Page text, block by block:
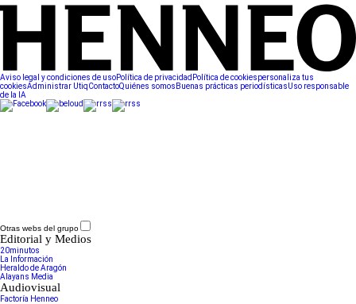
Aviso legal y condiciones de usoPolítica de privacidad Política de cookiespersonaliza tus
cookiesAdministrar UtiqContactoQuiénes somos Buenas prácticas periodísticasUso responsable
de la IA
Otras webs del grupo
Editorial y Medios
20minutos
La Información
Heraldo de Aragón
Alayans Media
Audiovisual
Factoría Henneo